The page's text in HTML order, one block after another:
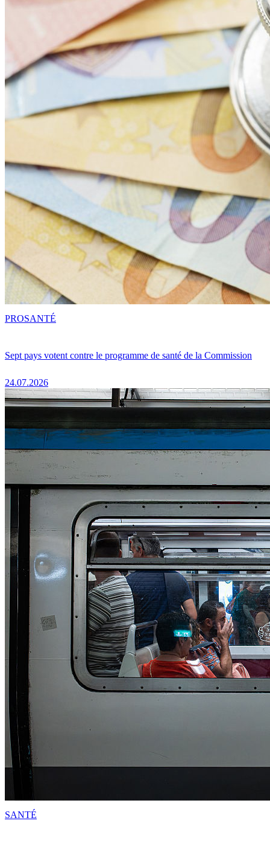
Sept pays votent contre le programme de santé de la Commission
24.07.2026
PROSANTÉ
SANTÉ